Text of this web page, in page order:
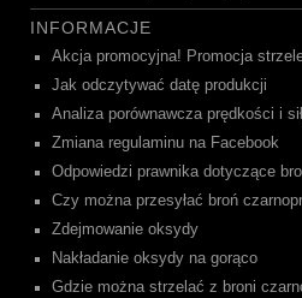
INFORMACJE
Akcja promocyjna! Promocja
Jak odczytywać datę produkcji
Analiza porównawcza prędkości i
Zmiana regulaminu na Facebook
Odpowiedzi prawnika dotyczące
Czy można przesyłać broń
Zdejmowanie oksydy
Nakładanie oksydy na gorąco
Gdzie można strzelać z broni